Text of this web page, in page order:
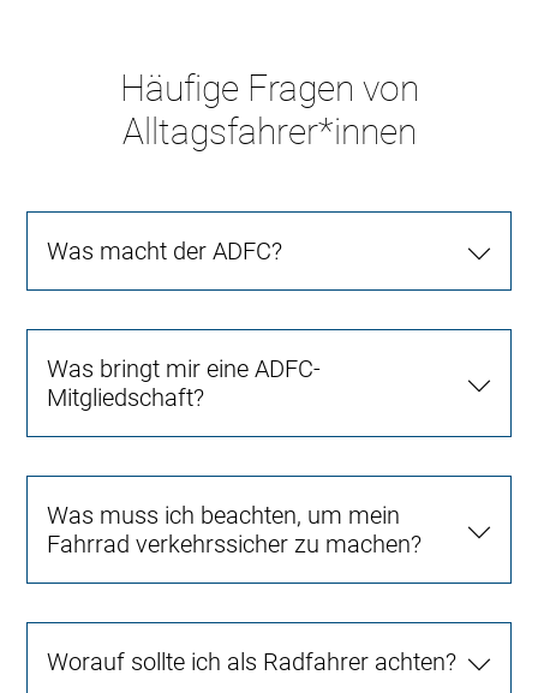
Häufige Fragen von
Alltagsfahrer*innen
Was macht der ADFC?
Was bringt mir eine ADFC-
Mitgliedschaft?
Was muss ich beachten, um mein
Fahrrad verkehrssicher zu machen?
Worauf sollte ich als Radfahrer achten?